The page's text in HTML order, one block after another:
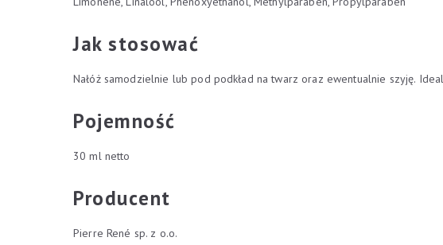
Jak stosować
Nałóż samodzielnie lub pod podkład na twarz oraz ewentualnie szyję.
Pojemność
30 ml netto
Producent
Pierre René sp. z o.o.